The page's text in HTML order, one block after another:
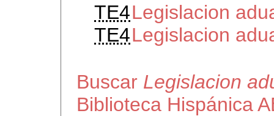
TE4Legislacion
TE4Legislacion
Buscar Legislacion
Biblioteca Hispánica